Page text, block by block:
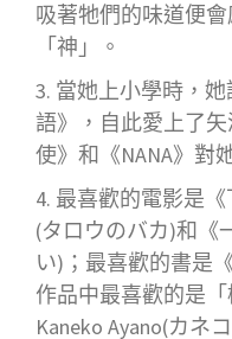
吸著牠們的味道便
「神」。
當她上小學時，
語》，自此愛上了
使》和《NANA》對
最喜歡的電影是《
(タロウのバカ)和《
い)；最喜歡的書是
作品中最喜歡的是
Kaneko Ayano(カネ